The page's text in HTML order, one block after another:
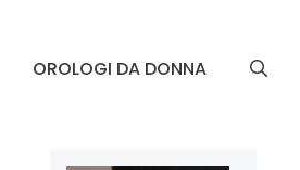
OROLOGI DA DONNA